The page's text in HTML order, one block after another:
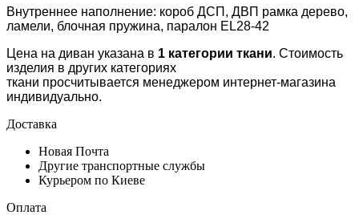
Внутреннее наполнение: короб ДСП, ДВП рамка дерево,
ламели, блочная пружина, паралон EL28-42
Цена на диван указана в 1 категории ткани. Стоимость
изделия в других категориях
ткани просчитывается менеджером интернет-магазина
индивидуально.
Доставка
Новая Почта
Другие транспортные службы
Курьером по Киеве
Оплата